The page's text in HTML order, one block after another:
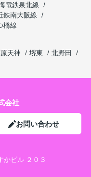
電鉄泉北線
鉄南大阪線
橋線
天神 堺東
北野田
会社
お問い合わせ
かビル ２０３